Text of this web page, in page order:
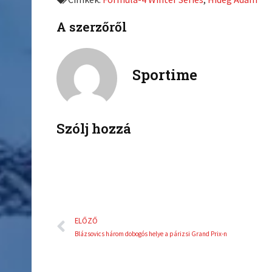
o
f
b
o
A szerzőről
Sportime
Szólj hozzá
Előző
ELŐZŐ
Blázsovics három dobogós helye a párizsi Grand Prix-n